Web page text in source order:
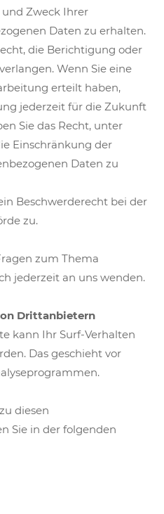
Zweck Ihrer
Daten zu erhalten.
die Berichtigung oder
Wenn Sie eine
erteilt haben,
jederzeit für die Zukunft
Sie das Recht, unter
Einschränkung der
Daten zu
Beschwerderecht bei der
zu.
zum Thema
jederzeit an uns wenden.
Drittanbietern
kann Ihr Surf-Verhalten
Das geschieht vor
diesen
Sie in der folgenden